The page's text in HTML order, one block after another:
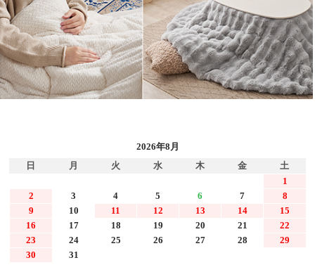
2026年8月
日
月 火 水 木 金
土
1
2
3 4 5 6 7
8
9
10 11 12 13 14
15
16
17 18 19 20 21
22
23
24 25 26 27 28
29
30
31